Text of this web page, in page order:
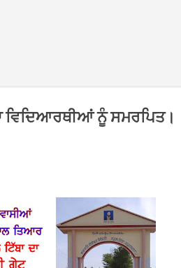
ਵਿਦਿਆਰਥੀਆਂ ਨੂੰ ਸਮਰਪਿਤ।